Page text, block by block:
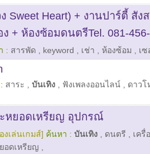
Sweet Heart) + งานปาร์ตี้ สัง
ง + ห้องซ้อมดนตรีTel. 081-
: สารพัด keyword เช่า ห้องซ้อม เซ
สาระ บันเทิง ฟังเพลงออนไลน์ ดาวโ
ะหยอดเหรียญ อุปกรณ์
งเล่นเกมส์] ค้นหา : บันเทิง ดนตรี
เครื่
อดเหรียญ